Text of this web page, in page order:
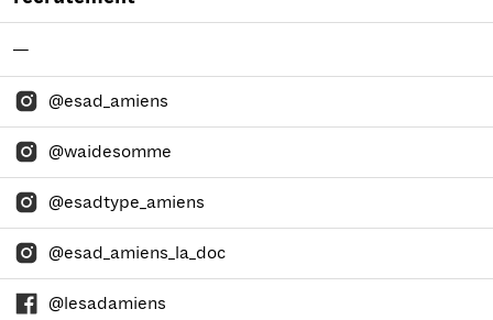
—
@esad_amiens
@waidesomme
@esadtype_amiens
@esad_amiens_la_doc
@lesadamiens